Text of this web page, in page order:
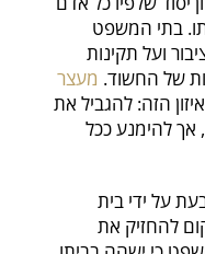
בתי המשפט
ועל תקינות
של החשוד. מעצר
הזה: להגביל את
להימנע ככל
על ידי בית
להחזיק את